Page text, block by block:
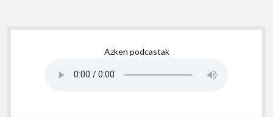
Sidebar
Azken podcastak